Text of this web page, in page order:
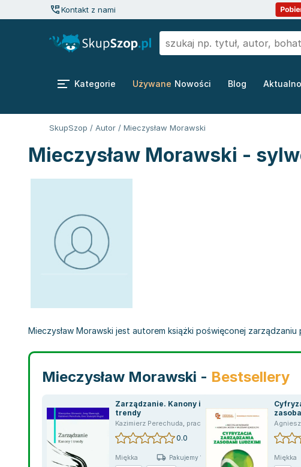
Kontakt z nami
Kategorie Używane Nowości Blog
SkupSzop / Autor / Mieczysław Morawski
Mieczysław Morawski -
Mieczysław Morawski jest autorem książki poświęconej
Mieczysław Morawski - Bestsellery
Zarządzanie. Kanony i
trendy
Kazimierz Perechuda, praca zbiorowa ,Jerzy Niemczyk,
0.0
Miękka Pakujemy 10.08 Miękka